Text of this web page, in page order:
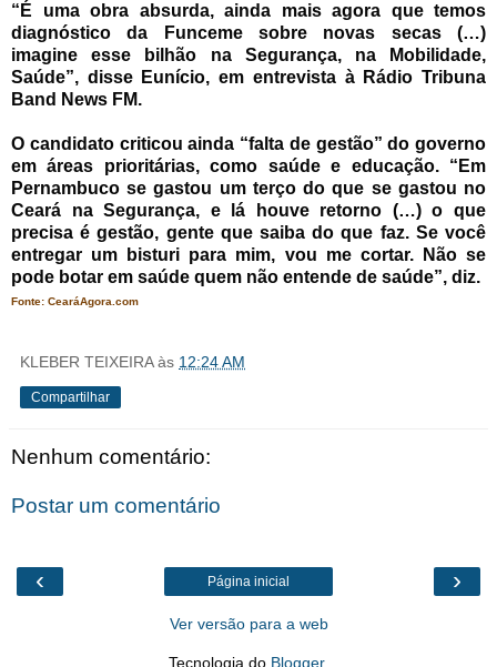
“É uma obra absurda, ainda mais agora que temos
diagnóstico da Funceme sobre novas secas (…)
imagine esse bilhão na Segurança, na Mobilidade,
Saúde”, disse Eunício, em entrevista à Rádio Tribuna
Band News FM.
O candidato criticou ainda “falta de gestão” do governo
em áreas prioritárias, como saúde e educação. “Em
Pernambuco se gastou um terço do que se gastou no
Ceará na Segurança, e lá houve retorno (…) o que
precisa é gestão, gente que saiba do que faz. Se você
entregar um bisturi para mim, vou me cortar. Não se
pode botar em saúde quem não entende de saúde”, diz.
Fonte: CearáAgora.com
KLEBER TEIXEIRA às 12:24 AM
Compartilhar
Nenhum comentário:
Postar um comentário
‹ ›
Página inicial
Ver versão para a web
Tecnologia do Blogger.